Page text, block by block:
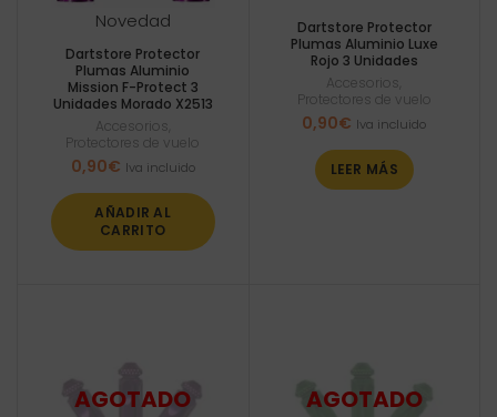
Novedad
Dartstore Protector
Plumas Aluminio
Mission F-Protect 3
Unidades Morado X2513
Accesorios
Protectores de vuelo
0,90€ Iva incluido
AÑADIR AL
CARRITO
Dartstore Protector
Plumas Aluminio Luxe
Rojo 3 Unidades
Accesorios
Protectores de vuelo
0,90€ Iva incluido
LEER MÁS